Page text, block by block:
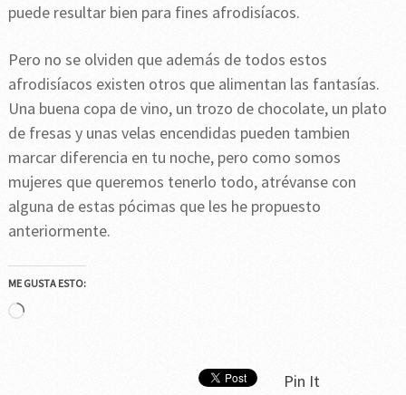
puede resultar bien para fines afrodisíacos.
Pero no se olviden que además de todos estos
afrodisíacos existen otros que alimentan las fantasías.
Una buena copa de vino, un trozo de chocolate, un plato
de fresas y unas velas encendidas pueden tambien
marcar diferencia en tu noche, pero como somos
mujeres que queremos tenerlo todo, atrévanse con
alguna de estas pócimas que les he propuesto
anteriormente.
ME GUSTA ESTO:
Cargando...
Pin It